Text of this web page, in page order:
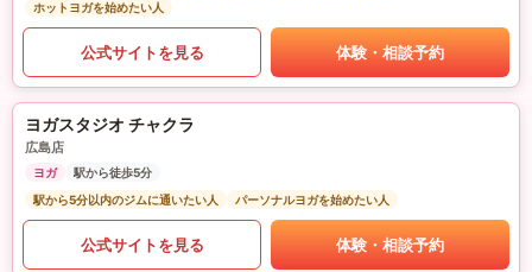
ホットヨガを始めたい人
公式サイトを見る 体験・相談予約
ヨガスタジオ チャクラ
広島店
ヨガ
駅から徒歩5分
駅から5分以内のジムに通いたい人
パーソナルヨガを始めたい人
公式サイトを見る 体験・相談予約